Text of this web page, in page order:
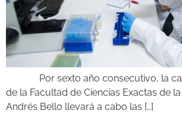
Por sexto año consecutivo, la
de la Facultad de Ciencias Exactas de
Andrés Bello llevará a cabo las […]